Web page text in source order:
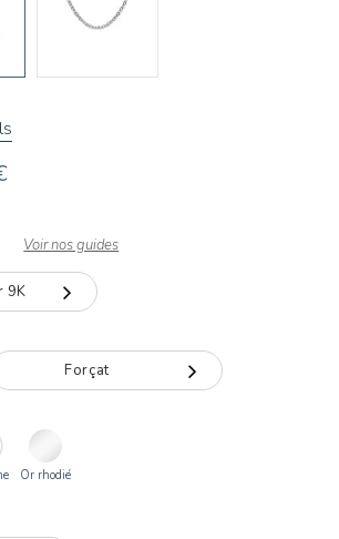
Voir nos guides
9K
18K Forçat
Or rhodié